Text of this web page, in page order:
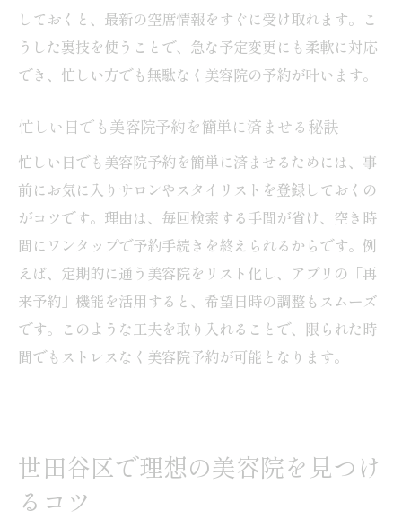
世田谷区でコスパ抜群の美容院を選ぶ基準
サービス比較で美容院のコスパをチェック
美容院クーポン活用でお得に予約する方法
予算内で理想の美容院を見つけるポイント
ランキングや口コミを活用した美容院比較術
美容院ランキングを活用した比較のコツ
口コミを読み解き賢く美容院を選ぶ方法
世田谷区の人気美容院を効率よく比較する
実際に通った人の評価で美容院を見極める
メンズ対応やカット技術にも注目しよう
新規予約でも安心な美容院選びの視点
しておくと、最新の空席情報をすぐに受け取れます。こ
うした裏技を使うことで、急な予定変更にも柔軟に対応
でき、忙しい方でも無駄なく美容院の予約が叶います。
忙しい日でも美容院予約を簡単に済ませる秘訣
忙しい日でも美容院予約を簡単に済ませるためには、事
前にお気に入りサロンやスタイリストを登録しておくの
がコツです。理由は、毎回検索する手間が省け、空き時
間にワンタップで予約手続きを終えられるからです。例
えば、定期的に通う美容院をリスト化し、アプリの「再
来予約」機能を活用すると、希望日時の調整もスムーズ
です。このような工夫を取り入れることで、限られた時
間でもストレスなく美容院予約が可能となります。
世田谷区で理想の美容院を見つけ
るコツ